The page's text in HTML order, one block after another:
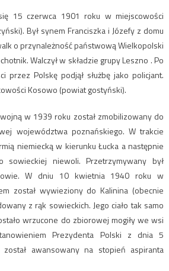
15 czerwca 1901 roku w miejscowości
Był synem Franciszka i Józefy z domu
o przynależność państwową Wielkopolski
Walczył w składzie grupy Leszno . Po
przez Polskę podjął służbę jako policjant.
Kosowo (powiat gostyński).
w 1939 roku został zmobilizowany do
województwa poznańskiego. W trakcie
niemiecką w kierunku Łucka a następnie
sowieckiej niewoli. Przetrzymywany był
W dniu 10 kwietnia 1940 roku w
został wywieziony do Kalinina (obecnie
z rąk sowieckich. Jego ciało tak samo
wrzucone do zbiorowej mogiły we wsi
Prezydenta Polski z dnia 5
awansowany na stopień aspiranta